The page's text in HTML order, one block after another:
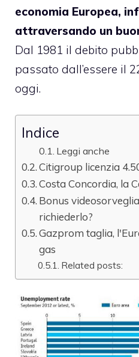
economia Europea,
attraversando un
Dal 1981 il debito
passato dall’essere il
oggi.
Indice
Leggi anche
Citigroup licenzia
Costa Concordia, la
Bonus
richiederlo?
Gazprom taglia,
gas
Related posts: